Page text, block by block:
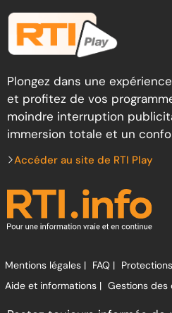
Plongez dans une
et profitez de vos
moindre interruption
immersion totale et un
Accéder au site de RTI Play
Mentions légales | FAQ |
Aide et informations | Gestions des